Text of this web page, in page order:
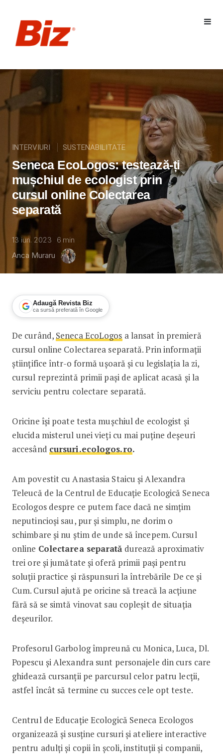
INTERVIURI SUSTENABILITATE
Seneca EcoLogos: testează-ți
mușchiul de ecologist prin
cursul online Colectarea
separată
13 iun. 2023 6 min
Anca Muraru
Adaugă Revista Biz
ca sursă preferată în Google
Seneca EcoLogos: testează-ți
De curând, Seneca EcoLogos a lansat în premieră
cursul online Colectarea separată. Prin informații
științifice într-o formă ușoară și cu legislația la zi,
cursul reprezintă primii pași de aplicat acasă și la
serviciu pentru colectare separată.
Oricine își poate testa mușchiul de ecologist și
elucida misterul unei vieți cu mai puține deșeuri
accesând cursuri.ecologos.ro.
Am povestit cu Anastasia Staicu și Alexandra
Teleucă de la Centrul de Educație Ecologică Seneca
Ecologos despre ce putem face dacă ne simțim
neputincioși sau, pur și simplu, ne dorim o
schimbare și nu știm de unde să începem. Cursul
online Colectarea separatădurează aproximativ
trei ore și jumătate și oferă primii pași pentru
soluții practice și răspunsuri la întrebările De ce și
Cum. Cursul ajută pe oricine să treacă la acțiune
fără să se simtă vinovat sau copleșit de situația
deșeurilor.
Profesorul Garbolog împreună cu Monica, Luca, Dl.
Popescu și Alexandra sunt personajele din curs care
ghidează cursanții pe parcursul celor patru lecții,
astfel încât să termine cu succes cele opt teste.
Centrul de Educație Ecologică Seneca Ecologos
organizează și susține cursuri și ateliere interactive
pentru adulți și copii în școli, instituții și companii,